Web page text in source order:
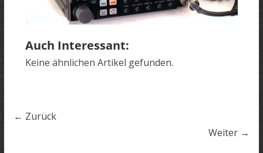
Auch Interessant:
Keine ähnlichen Artikel gefunden.
← Zurück
Weiter →